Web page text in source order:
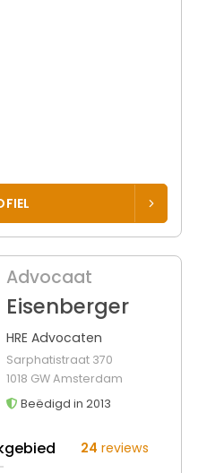
Advocaat
Eisenberger
HRE Advocaten
Sarphatistraat 370
1018 GW Amsterdam
Beëdigd in 2013
24 reviews